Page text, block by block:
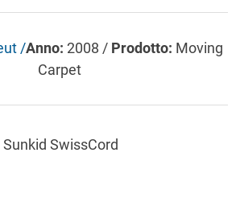
/Anno: 2008 / Prodotto: Moving
Carpet
SwissCord